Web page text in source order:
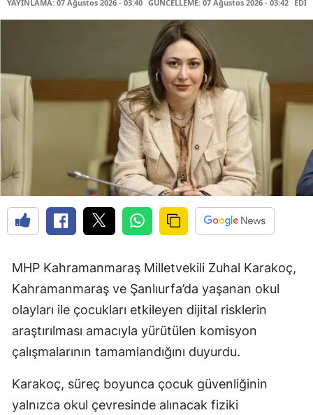
YAYINLAMA: 07 Ağustos 2026 - 03:40 GÜNCELLEME: 07 Ağustos 2026 - 03:42
MHP Kahramanmaraş Milletvekili Zuhal Karakoç,
Kahramanmaraş ve Şanlıurfa’da yaşanan okul
olayları ile çocukları etkileyen dijital risklerin
araştırılması amacıyla yürütülen komisyon
çalışmalarının tamamlandığını duyurdu.
Karakoç, süreç boyunca çocuk güvenliğinin
yalnızca okul çevresinde alınacak fiziki